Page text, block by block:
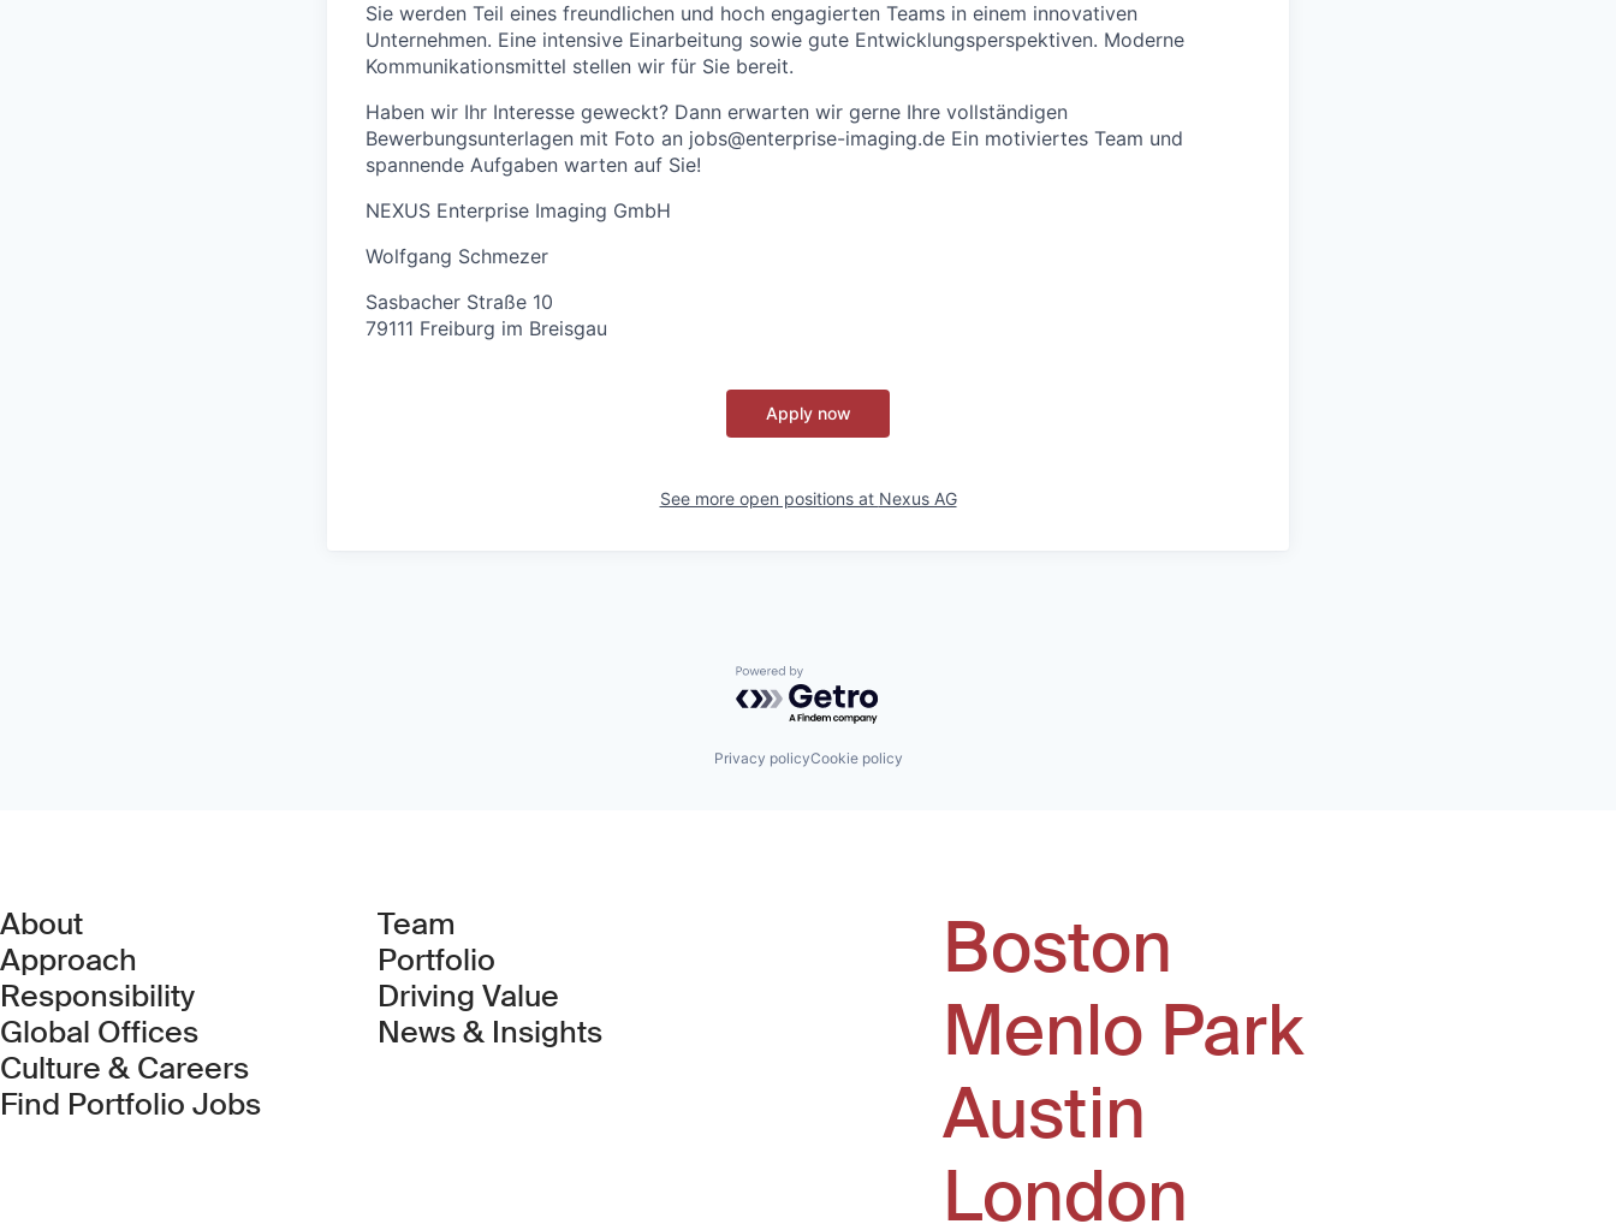
Sie werden Teil eines freundlichen und hoch engagierten Teams in einem innovativen
Unternehmen. Eine intensive Einarbeitung sowie gute Entwicklungsperspektiven. Moderne
Kommunikationsmittel stellen wir für Sie bereit.
Haben wir Ihr Interesse geweckt? Dann erwarten wir gerne Ihre vollständigen
Bewerbungsunterlagen mit Foto an jobs@enterprise-imaging.de Ein motiviertes Team und
spannende Aufgaben warten auf Sie!
NEXUS Enterprise Imaging GmbH
Wolfgang Schmezer
Sasbacher Straße 10
79111 Freiburg im Breisgau
Apply now
See more open positions at Nexus AG
Powered by Getro.com
Privacy policyCookie policy
About
Approach
Responsibility
Global Offices
Culture & Careers
Find Portfolio Jobs(Link opens in new window)
Team
Portfolio
Driving Value
News & Insights
Boston
Menlo Park
Austin
London